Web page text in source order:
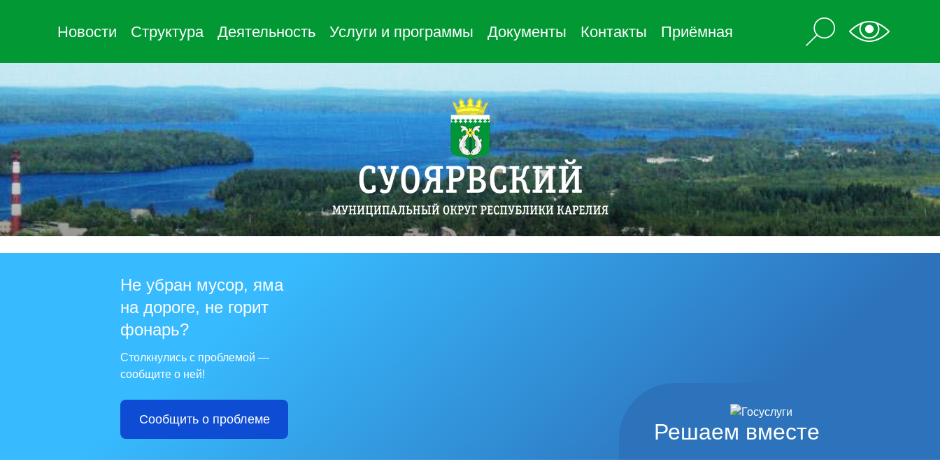
Новости Структура Деятельность Услуги и программы Документы Контакты Приёмная
Решаем вместе
Не убран мусор, яма
на дороге, не горит
фонарь?
Столкнулись с проблемой —
сообщите о ней!
Сообщить о проблеме